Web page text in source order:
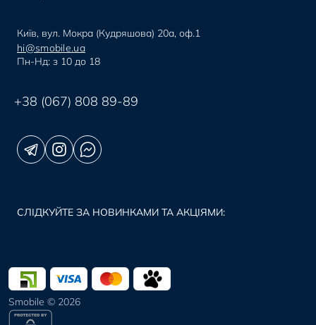
Київ, вул. Мокра (Кудряшова) 20а, оф.1
hi@smobile.ua
Пн-Нд: з 10 до 18
+38 (067) 808 89-89
СЛІДКУЙТЕ ЗА НОВИНКАМИ ТА АКЦІЯМИ:
Smobile © 2026